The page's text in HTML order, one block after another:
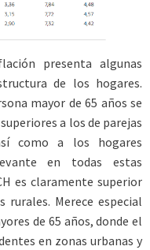
presenta algunas
de los hogares.
mayor de 65 años se
a los de parejas
como a los hogares
en todas estas
es claramente superior
rurales. Merece especial
de 65 años, donde el
en zonas urbanas y